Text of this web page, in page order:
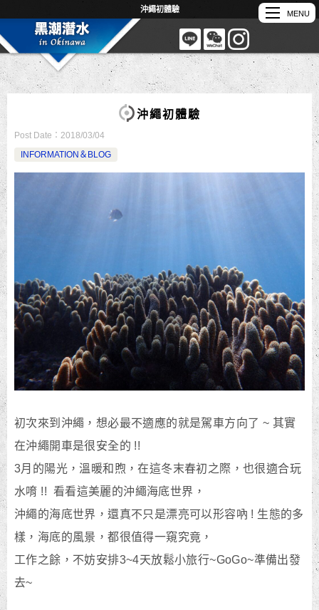
沖繩初體驗
沖繩初體驗
Post Date： 2018/03/04
INFORMATION＆BLOG
初次來到沖繩，想必最不適應的就是駕車方向了 ~ 其實
在沖繩開車是很安全的 !!
3月的陽光，溫暖和煦，在這冬末春初之際，也很適合玩
水唷 !! 看看這美麗的沖繩海底世界，
沖繩的海底世界，還真不只是漂亮可以形容吶 ! 生態的多
樣，海底的風景，都很值得一窺究竟，
工作之餘，不妨安排3~4天放鬆小旅行~GoGo~準備出發
去~